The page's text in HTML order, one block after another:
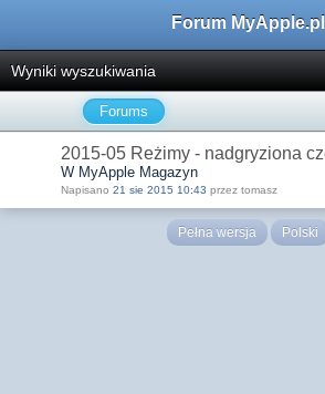
Forum MyApple.pl
Wyniki wyszukiwania
Forums
2015-05 Reżimy - nadgryziona
W MyApple Magazyn
Napisano 21 sie 2015 10:43 przez tomasz
Pełna wersja Polski